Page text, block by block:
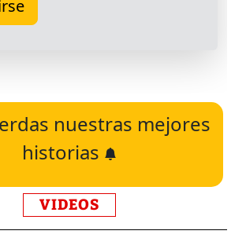
nuestras mejores
historias
VIDEOS